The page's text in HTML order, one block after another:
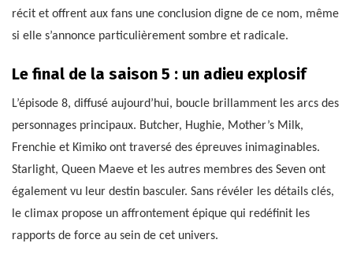
récit et offrent aux fans une conclusion digne de ce nom, même
si elle s’annonce particulièrement sombre et radicale.
Le final de la saison 5 : un adieu explosif
L’épisode 8, diffusé aujourd’hui, boucle brillamment les arcs des
personnages principaux. Butcher, Hughie, Mother’s Milk,
Frenchie et Kimiko ont traversé des épreuves inimaginables.
Starlight, Queen Maeve et les autres membres des Seven ont
également vu leur destin basculer. Sans révéler les détails clés,
le climax propose un affrontement épique qui redéfinit les
rapports de force au sein de cet univers.